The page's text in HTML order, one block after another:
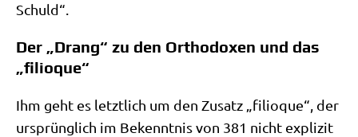
Schuld“.
Der „Drang“ zu den Orthodoxen und das
„filioque“
Ihm geht es letzt­lich um den Zusatz „fili­o­que“, der
ursprüng­lich im Bekennt­nis von 381 nicht expli­zit